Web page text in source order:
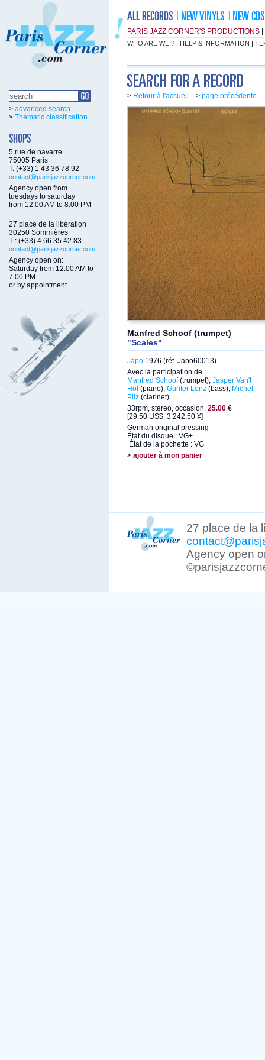
PARIS JAZZ CORNER'S PRODUCTIONS
WHO ARE WE ? | HELP & INFORMATION |
> advanced search
> Thematic classification
5 rue de navarre
75005 Paris
T: (+33) 1 43 36 78 92
contact@parisjazzcorner.com
Agency open from
tuesdays to saturday
from 12.00 AM to 8.00 PM
27 place de la libération
30250 Sommières
T : (+33) 4 66 35 42 83
contact@parisjazzcorner.com
Agency open on:
Saturday from 12.00 AM to
7.00 PM
or by appointment
> Retour à l'accueil > page précédente
Manfred Schoof (trumpet)
"Scales"
Japo 1976 (réf. Japo60013)
Avec la participation de :
Manfred Schoof(trumpet), Jasper Van't
Hof(piano), Gunter Lenz (bass), Michel
Pilz (clarinet)
33rpm, stereo, occasion, 25.00 €
[29.50 US$, 3,242.50 ¥]
German original pressing
État du disque : VG+
État de la pochette : VG+
> ajouter à mon panier
27 place de la
Agency open